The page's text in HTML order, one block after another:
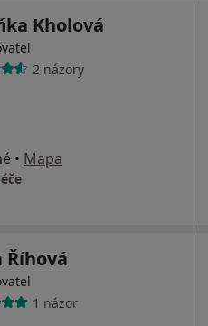
Kholová
2 názory
• Mapa
Říhová
1 názor